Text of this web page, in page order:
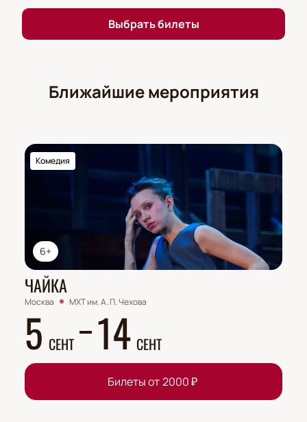
места и насладиться спектаклем, который не
оставит равнодушным ни одного зрителя. Билеты
на спектакль «Поминальная молитва» можно
посещения.
Погрузитесь в мир, где традиции и современность
частью этого незабываемого театрального опыта.
Выбрать билеты
Ближайшие мероприятия
6+
Комедия
ЧАЙКА
Москва МХТ им. А. П. Чехова
5 СЕНТ 14 СЕНТ
Билеты от 2000₽